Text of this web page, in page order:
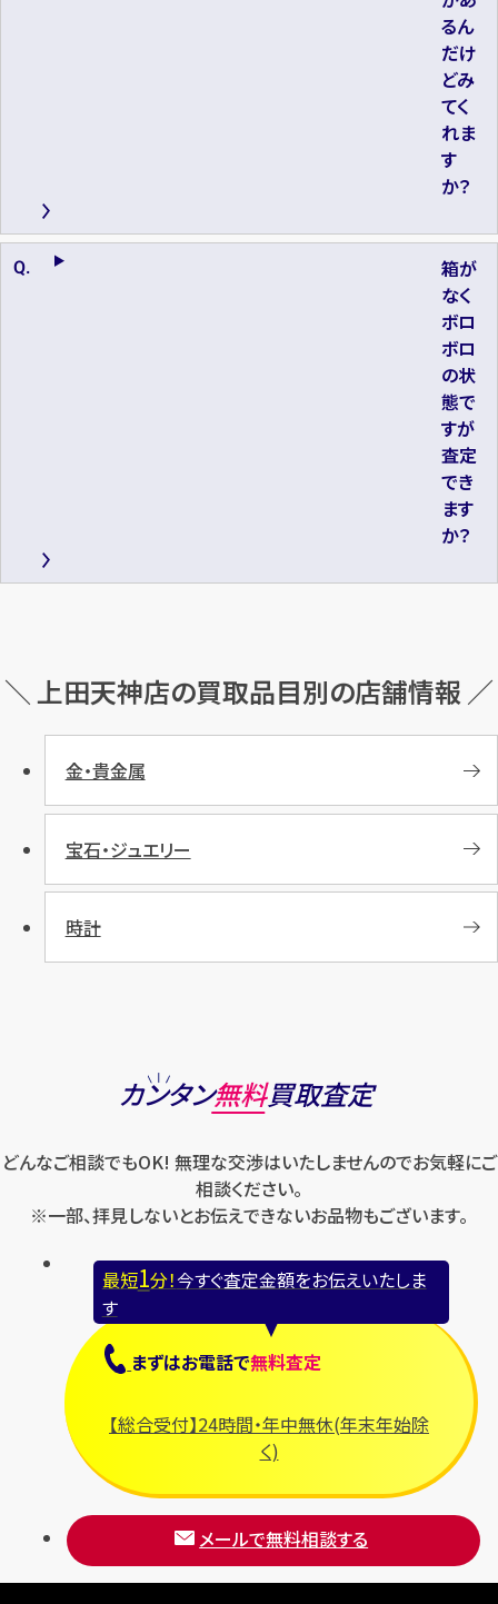
るん
だけ
どみ
てく
れま
す
か？
箱が
なく
ボロ
ボロ
の状
態で
すが
査定
でき
ます
か？
＼ 上田天神店の買取品目別の店舗情報 ／
金・貴金属
宝石・ジュエリー
時計
カンタン無料買取査定
どんなご相談でもOK! 無理な交渉はいたしませんのでお気軽にご
相談ください。
※一部、拝見しないとお伝えできないお品物もございます。
最短1分！今すぐ査定金額をお伝えいたしま
す
まずはお電話で無料査定
【総合受付】24時間・年中無休(年末年始除
く)
メールで無料相談する